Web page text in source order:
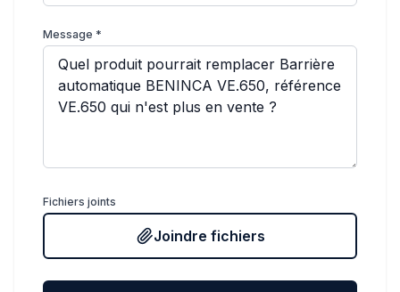
Message *
Fichiers joints
Joindre fichiers